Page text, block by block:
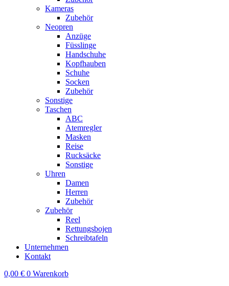
Kameras
Zubehör
Neopren
Anzüge
Füsslinge
Handschuhe
Kopfhauben
Schuhe
Socken
Zubehör
Sonstige
Taschen
ABC
Atemregler
Masken
Reise
Rucksäcke
Sonstige
Uhren
Damen
Herren
Zubehör
Zubehör
Reel
Rettungsbojen
Schreibtafeln
Unternehmen
Kontakt
0,00 € 0 Warenkorb